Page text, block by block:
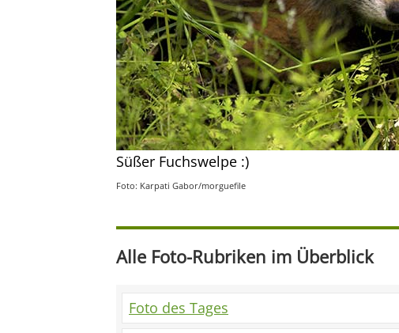
Süßer Fuchswelpe :)
Foto: Karpati Gabor/morguefile
Alle Foto-Rubriken im Überblick
Foto des Tages